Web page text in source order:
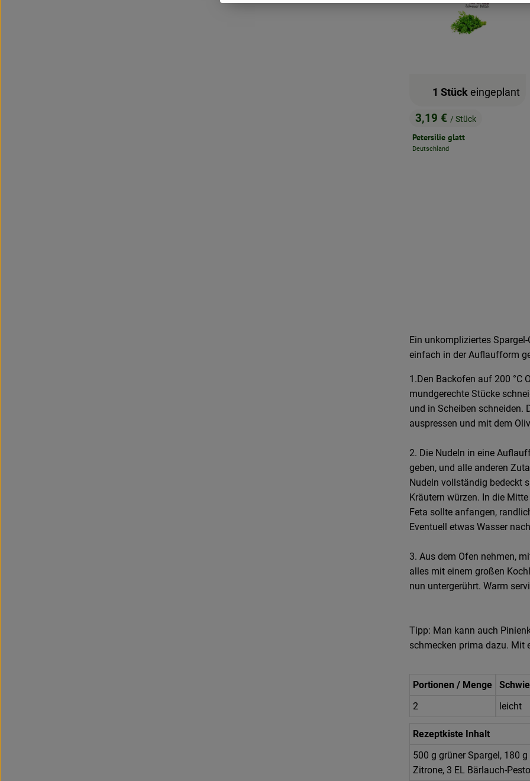
, Preis:
3,19 € / Stück
Petersilie glatt
, Herkunft:
Deutschland
1 Stück eingeplant
Ein unkompliziertes
einfach in der Auflaufform
1.Den Backofen auf 200 °C
mundgerechte Stücke
und in Scheiben schneiden.
auspressen und mit dem
2. Die Nudeln in eine
geben, und alle anderen
Nudeln vollständig bedeckt
Kräutern würzen. In die
Feta sollte anfangen,
Eventuell etwas Wasser
3. Aus dem Ofen nehmen,
alles mit einem großen
nun untergerührt. Warm
Tipp: Man kann auch
schmecken prima dazu. Mit
Portionen / Menge
2
leicht
Rezeptkiste Inhalt
500 g grüner Spargel, 180
Zitrone, 3 EL Bärlauch-